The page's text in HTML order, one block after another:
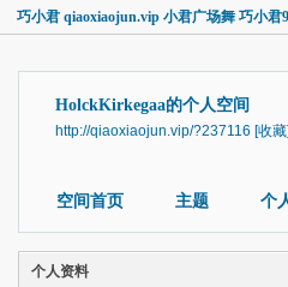
巧小君 qiaoxiaojun.vip 小君广场舞 巧小君
HolckKirkegaa的个人空间
http://qiaoxiaojun.vip/?237116 [收
空间首页 主题 个
个人资料